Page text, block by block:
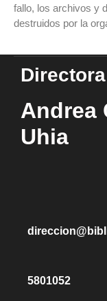
fallo, los archivos y
destruidos por la
Andrea
Uhia
5801052